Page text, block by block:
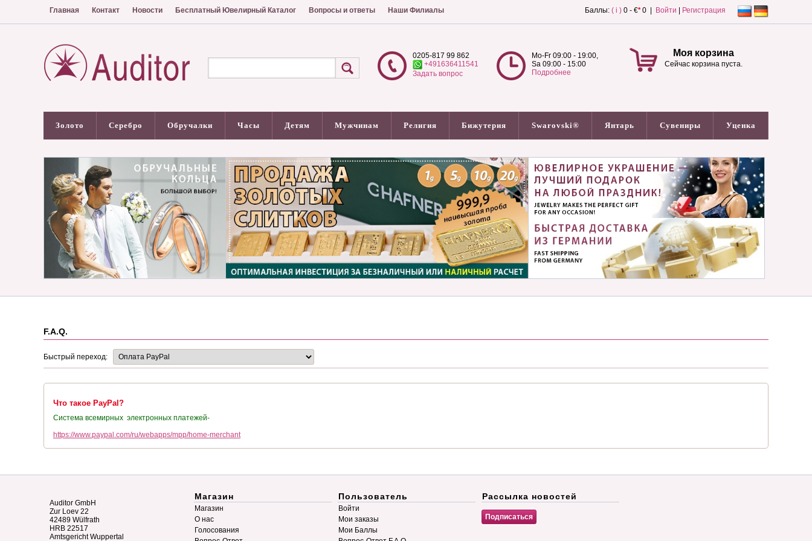
Главная Контакт Новости Бесплатный Ювелирный Каталог Вопросы и ответы Наши Филиалы Баллы: ( i ) 0 - €*0 | Войти Регистрация
0205-817 99 862
+491636411541
Задать вопрос
Mo-Fr 09:00 - 19:00,
Sa 09:00 - 15:00
Подробнее
Моя корзина
Сейчас корзина пуста.
Золото Серебро Обручалки Часы Детям Мужчинам Религия Бижутерия Swarovski® Янтарь Сувениры Уценка
F.A.Q.
Быстрый переход:
Что такое PayPal?
Система всемирных электронных платежей-
https://www.paypal.com/ru/webapps/mpp/home-merchant
Auditor GmbH
Zur Loev 22
42489 Wülfrath
HRB 22517
Amtsgericht Wuppertal
Магазин
Магазин
О нас
Голосования
Пользователь
Войти
Мои заказы
Мои Баллы
Рассылка новостей